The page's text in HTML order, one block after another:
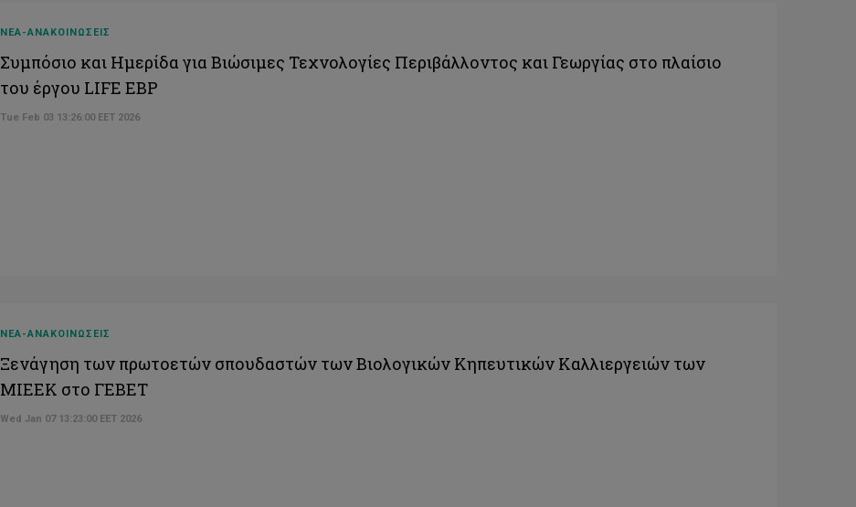
ΝΕΑ-ΑΝΑΚΟΙΝΩΣΕΙΣ
Συμπόσιο και Ημερίδα για Βιώσιμες Τεχνολογίες Περιβάλλοντος και Γεωργίας στο πλαίσιο
του έργου LIFE EBP
Tue Feb 03 13:26:00 EET 2026
ΝΕΑ-ΑΝΑΚΟΙΝΩΣΕΙΣ
Ξενάγηση των πρωτοετών σπουδαστών των Βιολογικών Κηπευτικών Καλλιεργειών των
ΜΙΕΕΚ στο ΓΕΒΕΤ
Wed Jan 07 13:23:00 EET 2026